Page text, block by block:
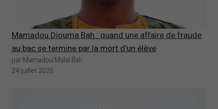
Mamadou Diouma Bah : quand une affaire de fraude
au bac se termine par la mort d’un élève
par Mamadou Malal Bah
24 juillet 2026